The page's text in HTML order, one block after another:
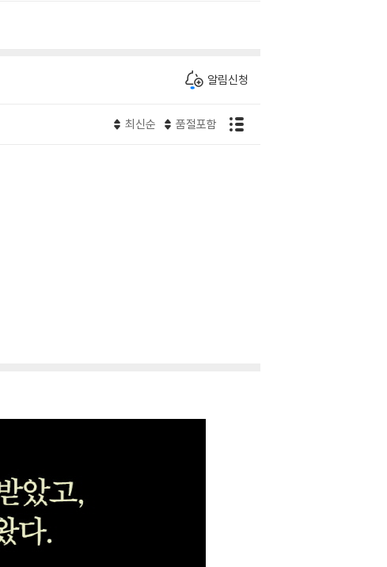
알림신청
최신순 품절포함